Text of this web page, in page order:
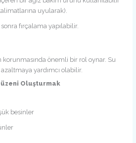
uyularak).
fırçalama yapılabilir.
korunmasında önemli bir rol oynar. Su
yardımcı olabilir.
Oluşturmak
besinler